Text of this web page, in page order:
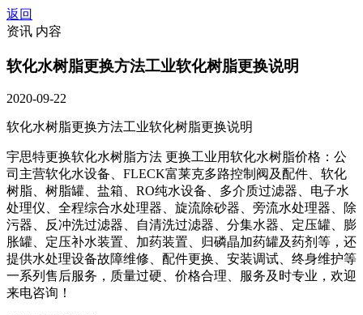
返回
资讯 内容
软化水树脂更换方法工业软化树脂更换说明
2020-09-22
软化水树脂更换方法工业软化树脂更换说明
宇思特更换软化水树脂方法 更换工业用软化水树脂价格：公
司主营软化水设备、FLECK富莱克多路控制阀及配件、软化
树脂、树脂罐、盐箱、RO纯水设备、多介质过滤器、电子水
处理仪、全程综合水处理器、旋流除砂器、旁流水处理器、除
污器、反冲洗过滤器、自清洗过滤器、分集水器、定压罐、膨
胀罐、定压补水装置、加药装置、归磷晶加药罐及药剂等，还
提供水处理设备故障维修、配件更换、安装调试、终身维护等
一系列售后服务，质量过硬、价格合理、服务及时专业，欢迎
来电咨询！